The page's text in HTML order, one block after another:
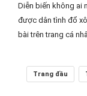
Diễn biến không ai
được dân tình đổ
bài trên trang cá
Trang đầu